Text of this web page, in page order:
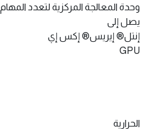
وحدة المعالجة المركزية لتعدد المهام
يصل إلى
إنتل® إيريس® إكس إي
GPU
الحرارية